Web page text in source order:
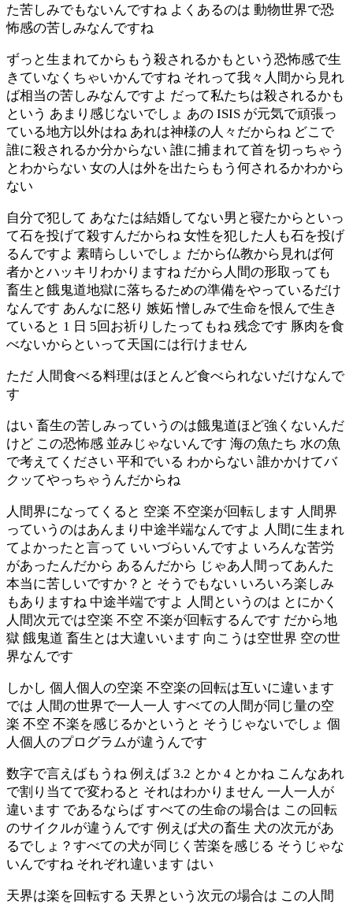
た苦しみでもないんですね よくあるのは 動物世界で恐
怖感の苦しみなんですね
ずっと生まれてからもう殺されるかもという恐怖感で生
きていなくちゃいかんですね それって我々人間から見れ
ば相当の苦しみなんですよ だって私たちは殺されるかも
という あまり感じないでしょ あの ISIS が元気で頑張っ
ている地方以外はね あれは神様の人々だからね どこで
誰に殺されるか分からない 誰に捕まれて首を切っちゃう
とわからない 女の人は外を出たらもう何されるかわから
ない
自分で犯して あなたは結婚してない男と寝たからといっ
て石を投げて殺すんだからね 女性を犯した人も石を投げ
るんですよ 素晴らしいでしょ だから仏教から見れば何
者かとハッキリわかりますね だから人間の形取っても
畜生と餓鬼道地獄に落ちるための準備をやっているだけ
なんです あんなに怒り 嫉妬 憎しみで生命を恨んで生き
ていると 1 日 5回お祈りしたってもね 残念です 豚肉を食
べないからといって天国には行けません
ただ 人間食べる料理はほとんど食べられないだけなんで
す
はい 畜生の苦しみっていうのは餓鬼道ほど強くないんだ
けど この恐怖感 並みじゃないんです 海の魚たち 水の魚
で考えてください 平和でいる わからない 誰かかけてバ
クッてやっちゃうんだからね
人間界になってくると 空楽 不空楽が回転します 人間界
っていうのはあんまり中途半端なんですよ 人間に生まれ
てよかったと言って いいづらいんですよ いろんな苦労
があったんだから あるんだから じゃあ人間ってあんた
本当に苦しいですか？と そうでもない いろいろ楽しみ
もありますね 中途半端ですよ 人間というのは とにかく
人間次元では空楽 不空 不楽が回転するんです だから地
獄 餓鬼道 畜生とは大違いいます 向こうは空世界 空の世
界なんです
しかし 個人個人の空楽 不空楽の回転は互いに違います
では 人間の世界で一人一人 すべての人間が同じ量の空
楽 不空 不楽を感じるかというと そうじゃないでしょ 個
人個人のプログラムが違うんです
数字で言えばもうね 例えば 3.2 とか 4 とかね こんなあれ
で割り当てで変わると それはわかりません 一人一人が
違います であるならば すべての生命の場合は この回転
のサイクルが違うんです 例えば犬の畜生 犬の次元があ
るでしょ？すべての犬が同じく苦楽を感じる そうじゃな
いんですね それぞれ違います はい
天界は楽を回転する 天界という次元の場合は この人間